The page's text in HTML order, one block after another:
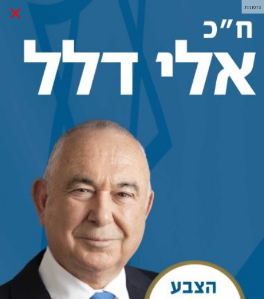
× פרסומת